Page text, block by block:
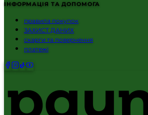
ІНФОРМАЦІЯ ТА ДОПОМОГА
правила покупок
ЗАХИСТ ДАНИХ
скарги та повернення
платежі